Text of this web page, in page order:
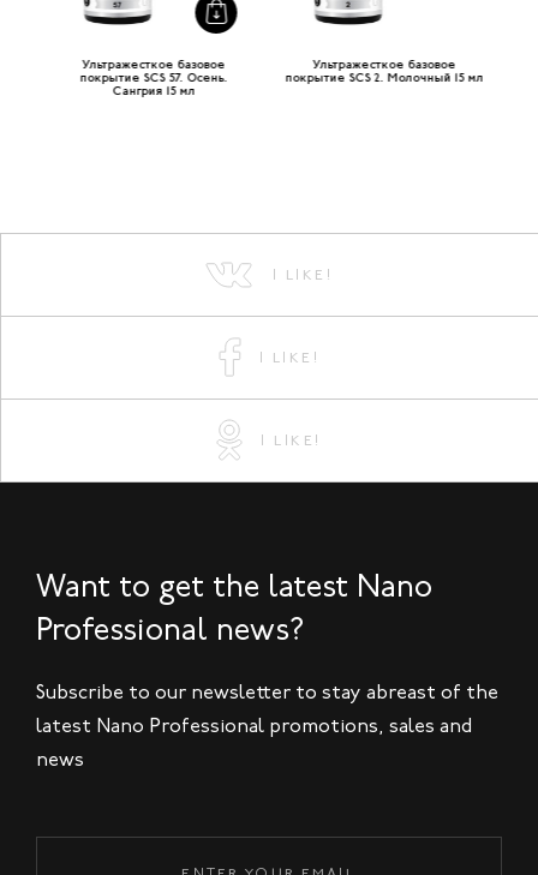
Ультражесткое базовое
покрытие SCS 57. Осень.
Сангрия 15 мл
Ультражесткое базовое
покрытие SCS 2. Молочный 15 мл
I LIKE!
I LIKE!
I LIKE!
Want to get the latest Nano
Professional news?
Subscribe to our newsletter to stay abreast of the
latest Nano Professional promotions, sales and
news